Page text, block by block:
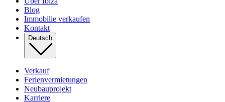
Blog
Immobilie verkaufen
Kontakt
Deutsch
Verkauf
Ferienvermietungen
Neubauprojekt
Karriere